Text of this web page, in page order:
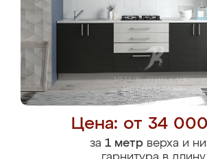
Цена: от 34
за 1 метрверха и